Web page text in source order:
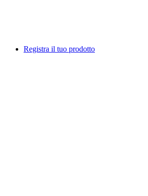
Registra il tuo prodotto